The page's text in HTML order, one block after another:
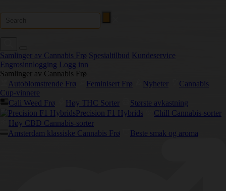
Samlinger av Cannabis Frø Spesialtilbud Kundeservice
Engrosinnlogging Logg inn
Samlinger av Cannabis Frø
Autoblomstrende Frø
Feminisert Frø Nyheter
Cannabis
Cup-vinnere
Cali Weed Frø
Høy THC Sorter
Største avkastning
Precision F1 Hybrids
Chill Cannabis-sorter
Høy CBD Cannabis-sorter
Amsterdam klassiske Cannabis Frø
Beste smak og aroma